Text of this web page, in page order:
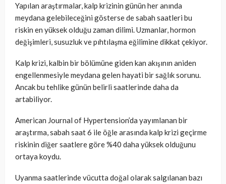
Yapılan araştırmalar, kalp krizinin günün her anında
meydana gelebileceğini gösterse de sabah saatleri bu
riskin en yüksek olduğu zaman dilimi. Uzmanlar, hormon
değişimleri, susuzluk ve pıhtılaşma eğilimine dikkat çekiyor.
Kalp krizi, kalbin bir bölümüne giden kan akışının aniden
engellenmesiyle meydana gelen hayati bir sağlık sorunu.
Ancak bu tehlike günün belirli saatlerinde daha da
artabiliyor.
American Journal of Hypertension’da yayımlanan bir
araştırma, sabah saat 6 ile öğle arasında kalp krizi geçirme
riskinin diğer saatlere göre %40 daha yüksek olduğunu
ortaya koydu.
Uyanma saatlerinde vücutta doğal olarak salgılanan bazı